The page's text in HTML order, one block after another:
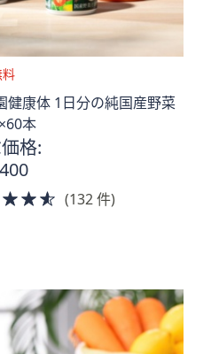
健康体 1日分の純国産野菜
本
格:
4.5
(132 件)